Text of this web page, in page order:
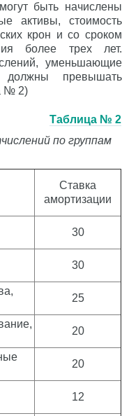
быть начислены
активы, стоимость
крон и со сроком
более трех лет.
уменьшающие
должны превышать
№ 2)
Таблица № 2
по группам
Ставка
амортизации
30
30
25
20
20
12